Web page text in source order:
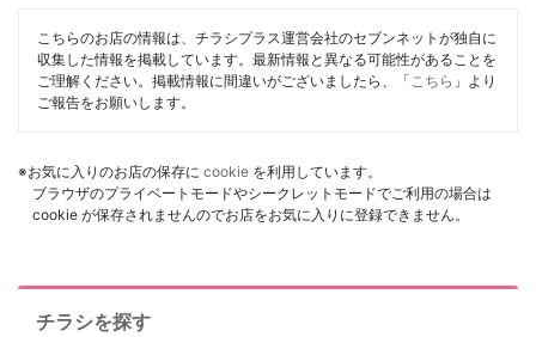
こちらのお店の情報は、チラシプラス運営会社のセブンネットが独自に
収集した情報を掲載しています。最新情報と異なる可能性があることを
ご理解ください。掲載情報に間違いがございましたら、「 こちら 」より
ご報告をお願いします。
※お気に入りのお店の保存に cookie を利用しています。
ブラウザのプライベートモードやシークレットモードでご利用の場合は
cookie が保存されませんのでお店をお気に入りに登録できません。
チラシを探す